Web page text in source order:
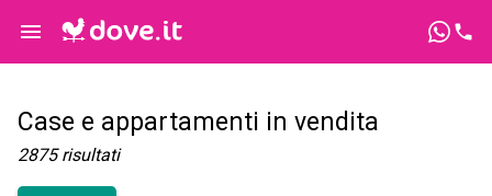
Case e appartamenti in vendita
2875 risultati